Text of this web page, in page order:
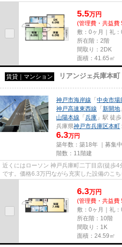
5.5万円
(管理費・共益費
敷：0ヶ月｜礼：
所在階：2階
間取り：2DK
面積：41.65㎡
賃貸｜マンション リアンジェ兵庫本町
神戸市海岸線 「 中央市場
神戸高速東西線 「 新開地
山陽本線 「 兵庫 」駅 徒
兵庫県神戸市兵庫区本町
6.3万円
築年数：築18年 ｜募集中
階数：11階建
近くにはローソン 神戸兵庫町二丁目店(徒歩
です。価格6.3万円ながら充実した設備のこ
6.3万円
(管理費・共益費
敷：0ヶ月｜礼：
所在階：10階
間取り：1K
面積：24.59㎡